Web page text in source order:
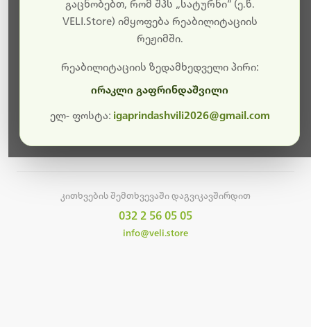
სამუშაოები.
მალე ისევ ხელმისაწვდომი იქნება. გმადლობთ
კითხვების შემთხვევაში დაგვიკავშირდით
032 2 56 05 05
info@veli.store
გაცნობებთ, რომ შპს „სატურნი“ (ე.წ.
VELI.Store) იმყოფება რეაბილიტაციის
რეჟიმში.
რეაბილიტაციის ზედამხედველი პირი:
ირაკლი გაფრინდაშვილი
ელ- ფოსტა: igaprindashvili2026@gmail.com